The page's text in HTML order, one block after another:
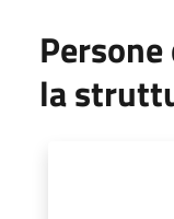
la